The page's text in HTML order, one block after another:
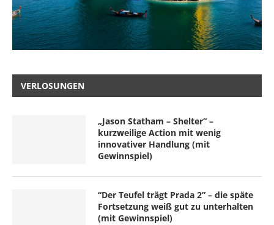
VERLOSUNGEN
„Jason Statham – Shelter“ –
kurzweilige Action mit wenig
innovativer Handlung (mit
Gewinnspiel)
“Der Teufel trägt Prada 2” – die späte
Fortsetzung weiß gut zu unterhalten
(mit Gewinnspiel)